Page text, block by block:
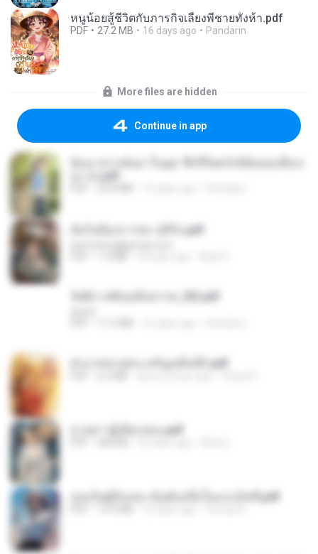
หนูน้อยสู้ชีวิตกับภารกิจเลี้ยงพี่ชายทั้งห้า.pdf
PDF 27.2 MB 16 days ago Pandarin
More files are hidden
Continue in app
ย้อนเวลากลับมาในยุค 70 ชีวิตครั้งนี้ฉันขอเลือกเ
ฉันไม่ต้องการพร สุจิรัน.pdf
รัตติกาลพิรุณสิบสารท_RZ.pdf
ฝ่าบาททรงพระเจริญหมื่นปี1.pdf
ม่ายสาวผู้เปียกปอน.pdf
เธอเป็นผู้รับเหมาอันดับหนึ่งในแกแล็คซี่.pdf